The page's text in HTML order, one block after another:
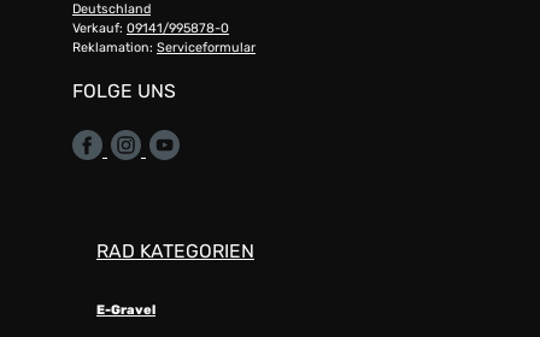
Deutschland
Verkauf: 09141/995878-0
Reklamation: Serviceformular
FOLGE UNS
RAD KATEGORIEN
E-Gravel